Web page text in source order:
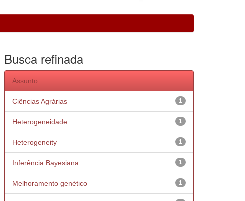
Busca refinada
Assunto
1
Ciências Agrárias
1
Heterogeneidade
1
Heterogeneity
1
Inferência Bayesiana
1
Melhoramento genético